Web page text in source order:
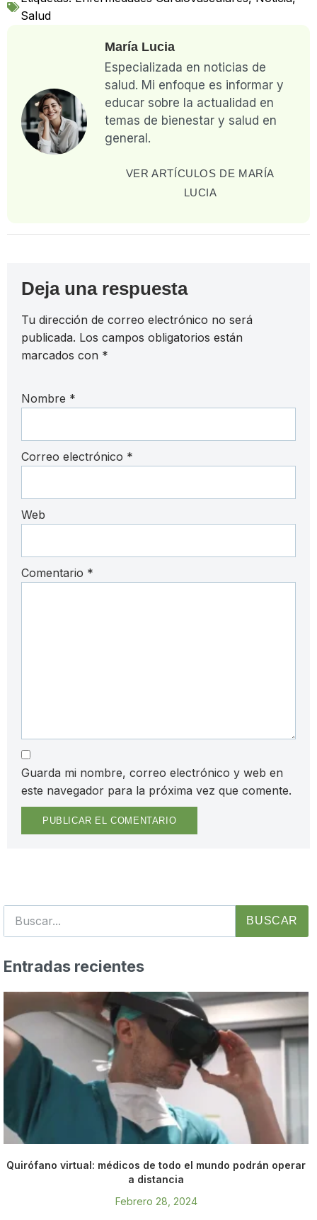
Salud
María Lucia
Especializada en noticias de
salud. Mi enfoque es informar y
educar sobre la actualidad en
temas de bienestar y salud en
general.
VER ARTÍCULOS DE MARÍA
LUCIA
Deja una respuesta
Tu dirección de correo electrónico no será
publicada. Los campos obligatorios están
marcados con *
Nombre *
Correo electrónico *
Web
Comentario *
Guarda mi nombre, correo electrónico y web en
este navegador para la próxima vez que comente.
BUSCAR
Entradas recientes
Quirófano virtual: médicos de todo el mundo podrán operar
a distancia
Febrero 28, 2024